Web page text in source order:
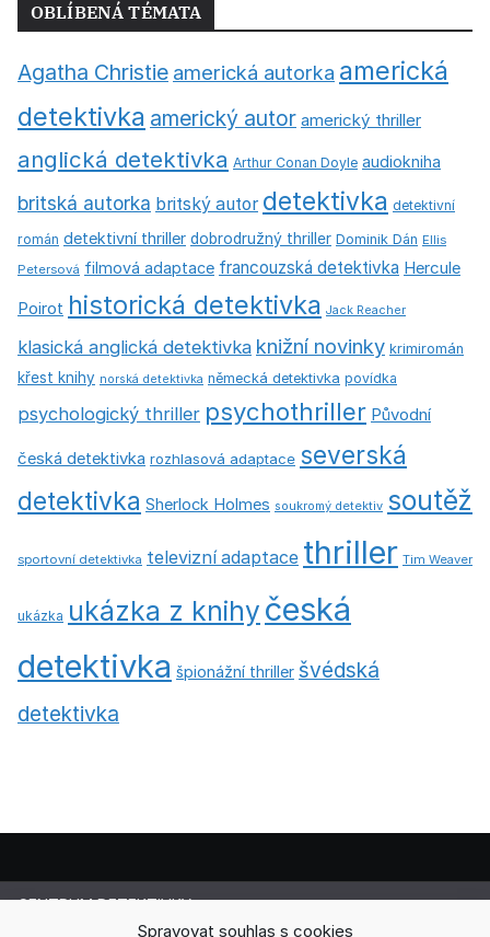
Spravovat souhlas s cookies
OBLÍBENÁ TÉMATA
Agatha Christie americká autorka americká
detektivka americký autor americký thriller
anglická detektivka Arthur Conan Doyle audiokniha
britská autorka britský autor detektivka detektivní
román detektivní thriller dobrodružný thriller Dominik Dán Ellis
Petersová filmová adaptace francouzská detektivka Hercule
Poirot historická detektivka Jack Reacher
klasická anglická detektivka knižní novinky krimiromán
křest knihy norská detektivka německá detektivka povídka
psychologický thriller psychothriller Původní
česká detektivka rozhlasová adaptace severská
detektivka Sherlock Holmes soukromý detektiv soutěž
sportovní detektivka televizní adaptace thriller Tim Weaver
ukázka ukázka z knihy česká
detektivka špionážní thriller švédská
detektivka
CENTRUM DETEKTIVKY
Lucie Cermanová